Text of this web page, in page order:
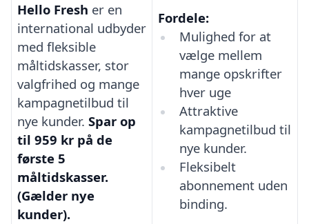
Hello Fresh er en
international udbyder
med fleksible
måltidskasser, stor
valgfrihed og mange
kampagnetilbud til
nye kunder. Spar op
til 959 kr på de
første 5
måltidskasser.
(Gælder nye
kunder).
Fordele:
Mulighed for at
vælge mellem
mange opskrifter
hver uge
Attraktive
kampagnetilbud til
nye kunder.
Fleksibelt
abonnement uden
binding.